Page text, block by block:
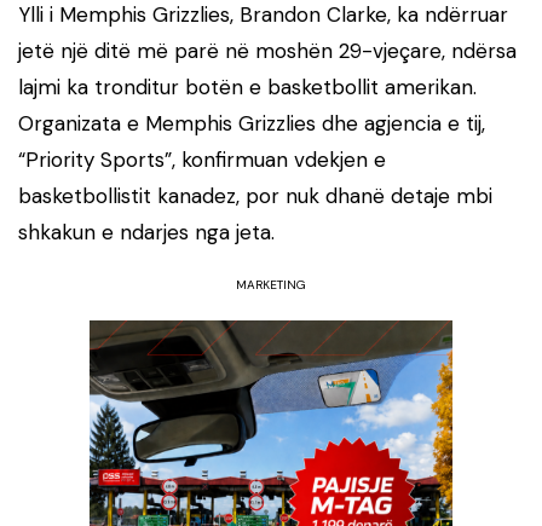
Ylli i Memphis Grizzlies, Brandon Clarke, ka ndërruar
jetë një ditë më parë në moshën 29-vjeçare, ndërsa
lajmi ka tronditur botën e basketbollit amerikan.
Organizata e Memphis Grizzlies dhe agjencia e tij,
“Priority Sports”, konfirmuan vdekjen e
basketbollistit kanadez, por nuk dhanë detaje mbi
shkakun e ndarjes nga jeta.
MARKETING